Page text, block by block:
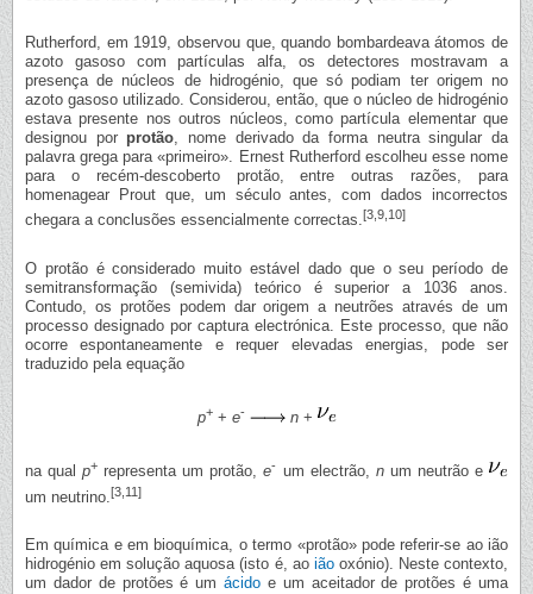
Rutherford, em 1919, observou que, quando bombardeava átomos de
azoto gasoso com partículas alfa, os detectores mostravam a
presença de núcleos de hidrogénio, que só podiam ter origem no
azoto gasoso utilizado. Considerou, então, que o núcleo de hidrogénio
estava presente nos outros núcleos, como partícula elementar que
designou por protão, nome derivado da forma neutra singular da
palavra grega para «primeiro». Ernest Rutherford escolheu esse nome
para o recém-descoberto protão, entre outras razões, para
homenagear Prout que, um século antes, com dados incorrectos
chegara a conclusões essencialmente correctas.[3,9,10]
O protão é considerado muito estável dado que o seu período de
semitransformação (semivida) teórico é superior a 1036 anos.
Contudo, os protões podem dar origem a neutrões através de um
processo designado por captura electrónica. Este processo, que não
ocorre espontaneamente e requer elevadas energias, pode ser
traduzido pela equação
p++ e- n+
na qualp+ representa um protão,e- um electrão, num neutrão e
um neutrino.[3,11]
Em química e em bioquímica, o termo «protão» pode referir-se ao ião
hidrogénio em solução aquosa (isto é, ao iãooxónio). Neste contexto,
um dador de protões é umácido e um aceitador de protões é uma